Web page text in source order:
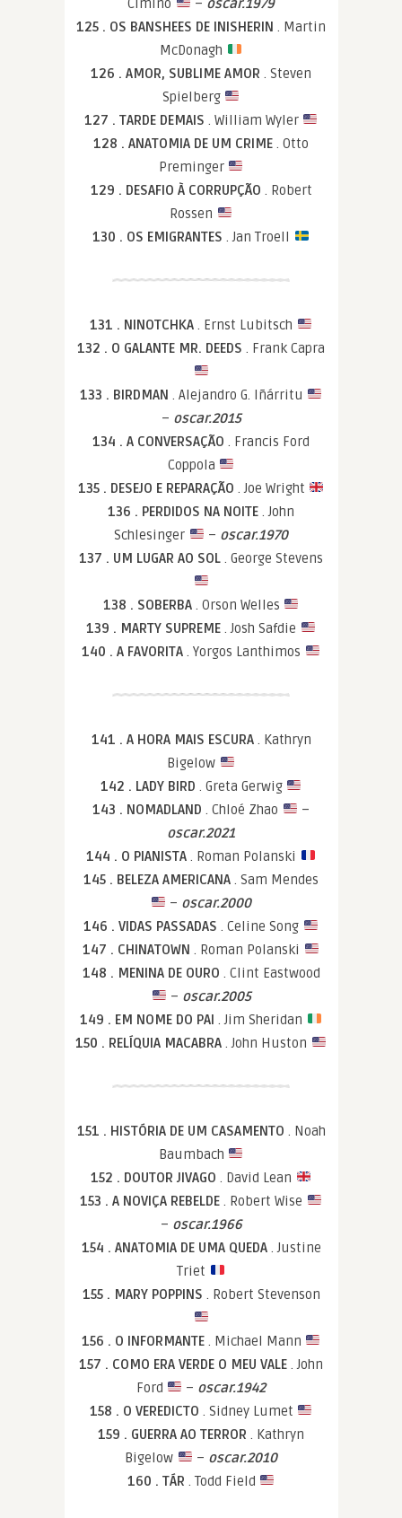
Cimino
– oscar.1979
125 . OS BANSHEES DE INISHERIN . Martin
McDonagh
126 . AMOR, SUBLIME AMOR . Steven
Spielberg
127 . TARDE DEMAIS . William Wyler
128 . ANATOMIA DE UM CRIME . Otto
Preminger
129 . DESAFIO À CORRUPÇÃO . Robert
Rossen
130 . OS EMIGRANTES. Jan Troell
131 . NINOTCHKA. Ernst Lubitsch
132 . O GALANTE MR. DEEDS . Frank Capra
133 . BIRDMAN . Alejandro G. Iñárritu
– oscar.2015
134 . A CONVERSAÇÃO . Francis Ford
Coppola
135 . DESEJO E REPARAÇÃO . Joe Wright
136 . PERDIDOS NA NOITE . John
Schlesinger
– oscar.1970
137 . UM LUGAR AO SOL . George Stevens
138 . SOBERBA . Orson Welles
139 . MARTY SUPREME. Josh Safdie
140 . A FAVORITA. Yorgos Lanthimos
141 . A HORA MAIS ESCURA . Kathryn
Bigelow
142 . LADY BIRD . Greta Gerwig
143 . NOMADLAND. Chloé Zhao
–
oscar.2021
144 . O PIANISTA. Roman Polanski
145 . BELEZA AMERICANA . Sam Mendes
– oscar.2000
146 . VIDAS PASSADAS. Celine Song
147 . CHINATOWN. Roman Polanski
148 . MENINA DE OURO . Clint Eastwood
– oscar.2005
149 . EM NOME DO PAI. Jim Sheridan
150 . RELÍQUIA MACABRA. John Huston
151 . HISTÓRIA DE UM CASAMENTO . Noah
Baumbach
152 . DOUTOR JIVAGO. David Lean
153 . A NOVIÇA REBELDE. Robert Wise
– oscar.1966
154 . ANATOMIA DE UMA QUEDA . Justine
Triet
155 . MARY POPPINS . Robert Stevenson
156 . O INFORMANTE . Michael Mann
157 . COMO ERA VERDE O MEU VALE . John
Ford
– oscar.1942
158 . O VEREDICTO . Sidney Lumet
159 . GUERRA AO TERROR . Kathryn
Bigelow
– oscar.2010
160 . TÁR . Todd Field